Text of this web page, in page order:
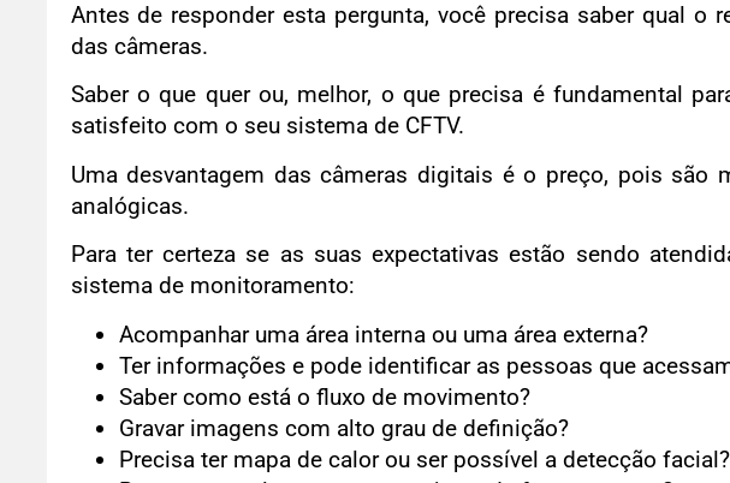
Antes de responder esta pergunta, você precisa saber qual o
das câmeras.
Saber o que quer ou, melhor, o que precisa é fundamental
satisfeito com o seu sistema de CFTV.
Uma desvantagem das câmeras digitais é o preço, pois são
analógicas.
Para ter certeza se as suas expectativas estão sendo
sistema de monitoramento:
Acompanhar uma área interna ou uma área externa?
Ter informações e pode identificar as pessoas que
Saber como está o fluxo de movimento?
Gravar imagens com alto grau de definição?
Precisa ter mapa de calor ou ser possível a detecção facial?